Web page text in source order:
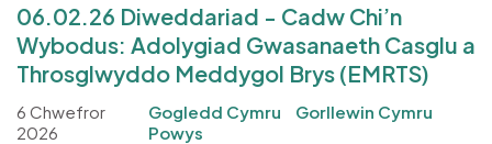
06.02.26 Diweddariad - Cadw Chi’n
Wybodus: Adolygiad Gwasanaeth Casglu a
Throsglwyddo Meddygol Brys (EMRTS)
6 Chwefror
2026
Gogledd Cymru
Gorllewin Cymru
Powys